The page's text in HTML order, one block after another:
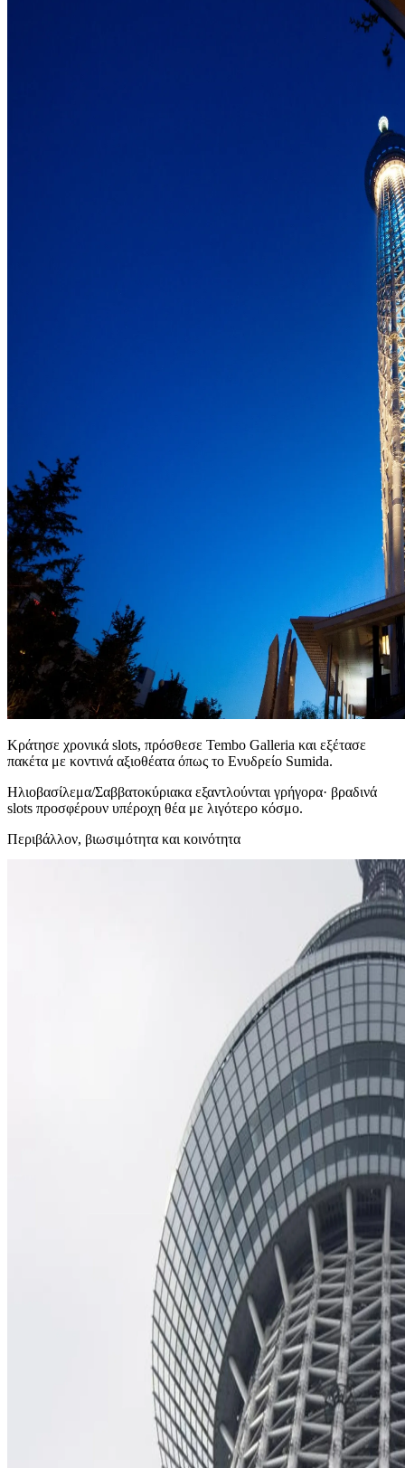
Κράτησε χρονικά slots, πρόσθεσε Tembo Galleria και εξέτασε
πακέτα με κοντινά αξιοθέατα όπως το Ενυδρείο Sumida.
Ηλιοβασίλεμα/Σαββατοκύριακα εξαντλούνται γρήγορα· βραδινά
slots προσφέρουν υπέροχη θέα με λιγότερο κόσμο.
Περιβάλλον, βιωσιμότητα και κοινότητα